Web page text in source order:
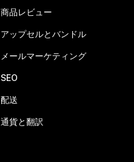
商品レビュー
アップセルとバンドル
メールマーケティング
SEO
配送
通貨と翻訳